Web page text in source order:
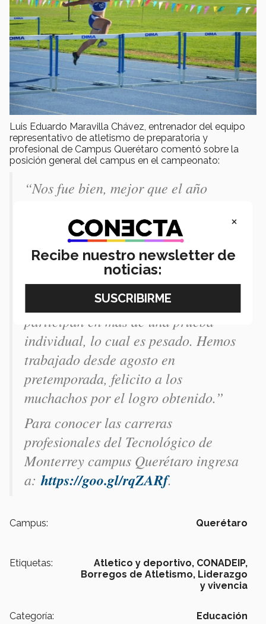
Luis Eduardo Maravilla Chávez, entrenador del equipo
representativo de atletismo de preparatoria y
profesional de Campus Querétaro comentó sobre la
posición general del campus en el campeonato:
“Nos fue bien, mejor que el año
general por equipos en la rama
varonil-juvenil.Ha sido un año difícil
y estar con el equipo me ha permitido
conocerlos mejor y apoyarlos, debido
a que hay muchos chicos que
participan en más de una prueba
individual, lo cual es pesado. Hemos
trabajado desde agosto en
pretemporada, felicito a los
muchachos por el logro obtenido.”
Para conocer las carreras
profesionales del Tecnológico de
Monterrey campus Querétaro ingresa
a: https://goo.gl/rqZARf.
Campus: Querétaro
Etiquetas: Atletico y deportivo, CONADEIP,
Borregos de Atletismo, Liderazgo
y vivencia
Categoría: Educación
×
Recibe nuestro newsletter de
noticias: